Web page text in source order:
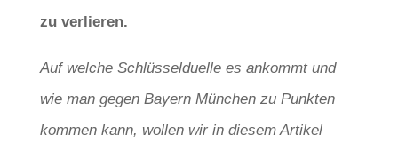
zu verlieren.
Auf welche Schlüsselduelle es ankommt und
wie man gegen Bayern München zu Punkten
kommen kann, wollen wir in diesem Artikel